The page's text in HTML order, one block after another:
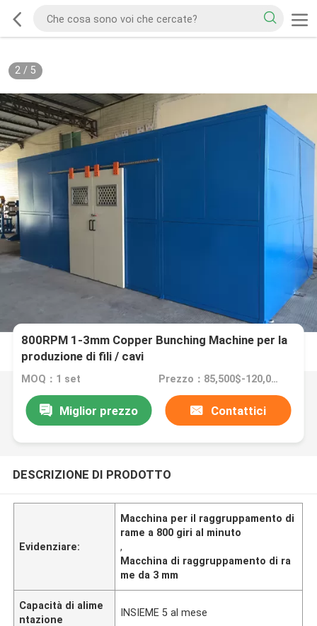
2/ 5
800RPM 1-3mm Copper Bunching Machine per la
produzione di fili / cavi
MOQ：1 set Prezzo：85,500$-120,000$
Miglior prezzo Contattici
DESCRIZIONE DI PRODOTTO
Evidenziare:
Macchina per il raggruppamento di
rame a 800 giri al minuto
,
Macchina di raggruppamento di ra
me da 3 mm
Capacità di alime
ntazione
INSIEME 5 al mese